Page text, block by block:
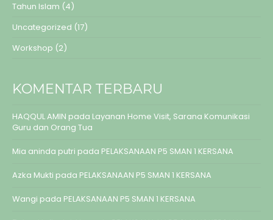
Tahun Islam (4)
Uncategorized (17)
Workshop (2)
KOMENTAR TERBARU
HAQQUL AMIN pada Layanan Home Visit, Sarana Komunikasi
Guru dan Orang Tua
Mia aninda putri pada PELAKSANAAN P5 SMAN 1 KERSANA
Azka Mukti pada PELAKSANAAN P5 SMAN 1 KERSANA
Wangi pada PELAKSANAAN P5 SMAN 1 KERSANA